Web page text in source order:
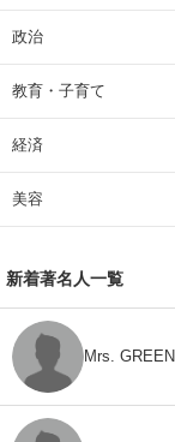
政治
教育・子育て
経済
美容
新着著名人一覧
Mrs.